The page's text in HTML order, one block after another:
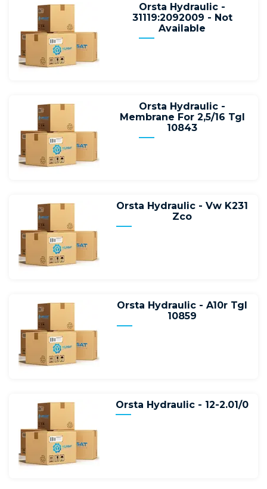
Orsta Hydraulic -
31119:2092009 - Not
Available
Orsta Hydraulic -
Membrane For 2,5/16 Tgl
10843
Orsta Hydraulic - Vw K231
Zco
Orsta Hydraulic - A10r Tgl
10859
Orsta Hydraulic - 12-2.01/0